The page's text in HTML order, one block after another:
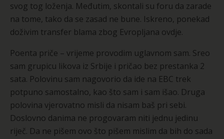
svog tog loženja. Međutim, skontali su foru da zarade
na tome, tako da se zasad ne bune. Iskreno, ponekad
doživim transfer blama zbog Evropljana ovdje.
Poenta priče – vrijeme provodim uglavnom sam. Sreo
sam grupicu likova iz Srbije i pričao bez prestanka 2
sata. Polovinu sam nagovorio da ide na EBC trek
potpuno samostalno, kao što sam i sam išao. Druga
polovina vjerovatno misli da nisam baš pri sebi.
Doslovno danima ne progovaram niti jednu jedinu
riječ. Da ne pišem ovo što pišem mislim da bih do sada